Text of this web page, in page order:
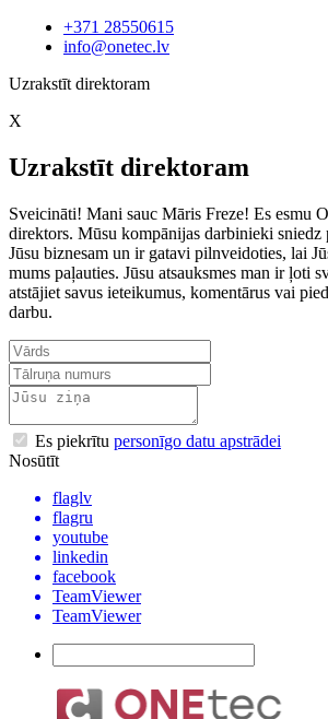
+371 28550615
info@onetec.lv
Uzrakstīt direktoram
X
Uzrakstīt direktoram
Sveicināti! Mani sauc Māris Freze! Es esmu
direktors. Mūsu kompānijas darbinieki sniedz
Jūsu biznesam un ir gatavi pilnveidoties, lai
mums paļauties. Jūsu atsauksmes man ir ļoti
atstājiet savus ieteikumus, komentārus vai
darbu.
Es piekrītu personīgo datu apstrādei
Nosūtīt
flaglv
flagru
youtube
linkedin
facebook
TeamViewer
TeamViewer